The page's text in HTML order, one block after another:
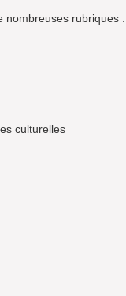
nombreuses rubriques :
culturelles